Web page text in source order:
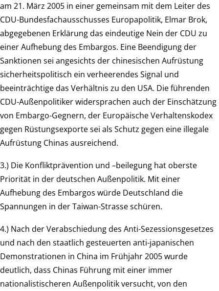
am 21. März 2005 in einer gemeinsam mit dem Leiter des
CDU-Bundesfachausschusses Europapolitik, Elmar Brok,
abgegebenen Erklärung das eindeutige Nein der CDU zu
einer Aufhebung des Embargos. Eine Beendigung der
Sanktionen sei angesichts der chinesischen Aufrüstung
sicherheitspolitisch ein verheerendes Signal und
beeinträchtige das Verhältnis zu den USA. Die führenden
CDU-Außenpolitiker widersprachen auch der Einschätzung
von Embargo-Gegnern, der Europäische Verhaltenskodex
gegen Rüstungsexporte sei als Schutz gegen eine illegale
Aufrüstung Chinas ausreichend.
3.) Die Konfliktprävention und –beilegung hat oberste
Priorität in der deutschen Außenpolitik. Mit einer
Aufhebung des Embargos würde Deutschland die
Spannungen in der Taiwan-Strasse schüren.
4.) Nach der Verabschiedung des Anti-Sezessionsgesetzes
und nach den staatlich gesteuerten anti-japanischen
Demonstrationen in China im Frühjahr 2005 wurde
deutlich, dass Chinas Führung mit einer immer
nationalistischeren Außenpolitik versucht, von den